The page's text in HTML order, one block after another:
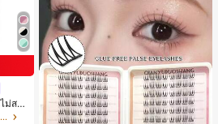
ม่สม
เหม
ใน หลากสี เคสโทรศัพท์แฟชั่น